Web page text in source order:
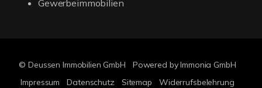
Gewerbeimmobilien
© Deussen Immobilien GmbH
Powered by Immonia GmbH
Impressum
Datenschutz Sitemap Widerrufsbelehrung